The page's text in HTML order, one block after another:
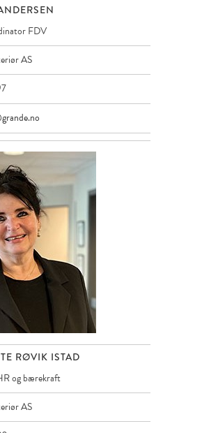
FDV
AS
RØVIK ISTAD
og bærekraft
AS